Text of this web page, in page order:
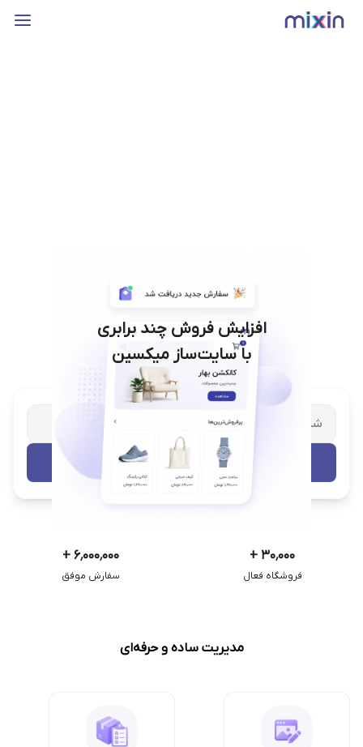
افزایش فروش چند برابری
با سایت‌ساز میکسین
شریک تجاری ترب با پشتیبانی اختصاصی
تست رایگان
۳۰٬۰۰۰ +
فروشگاه فعال
۶٬۰۰۰٬۰۰۰ +
سفارش موفق
مدیریت ساده و حرفه‌ای